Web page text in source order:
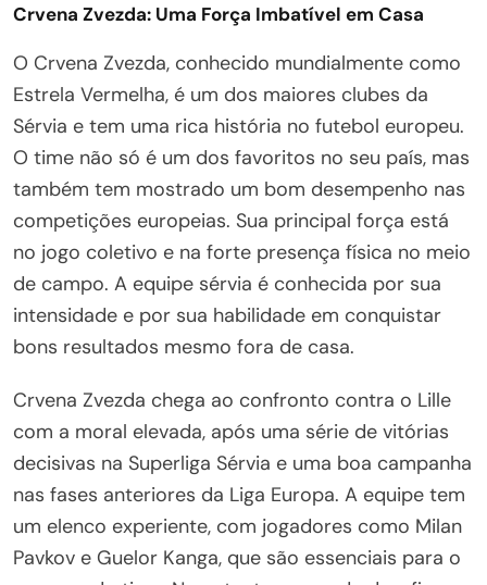
Crvena Zvezda: Uma Força Imbatível em Casa
O Crvena Zvezda, conhecido mundialmente como
Estrela Vermelha, é um dos maiores clubes da
Sérvia e tem uma rica história no futebol europeu.
O time não só é um dos favoritos no seu país, mas
também tem mostrado um bom desempenho nas
competições europeias. Sua principal força está
no jogo coletivo e na forte presença física no meio
de campo. A equipe sérvia é conhecida por sua
intensidade e por sua habilidade em conquistar
bons resultados mesmo fora de casa.
Crvena Zvezda chega ao confronto contra o Lille
com a moral elevada, após uma série de vitórias
decisivas na Superliga Sérvia e uma boa campanha
nas fases anteriores da Liga Europa. A equipe tem
um elenco experiente, com jogadores como Milan
Pavkov e Guelor Kanga, que são essenciais para o